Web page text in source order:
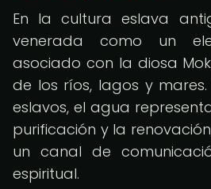
En la cultura eslava
venerada como un
asociado con la diosa
de los ríos, lagos y
eslavos, el agua
purificación y la
un canal de
espiritual.